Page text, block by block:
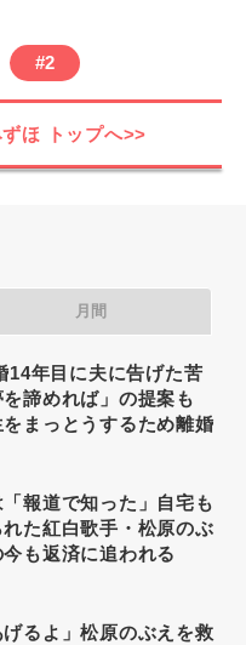
#2
ほ トップへ>>
月間
14年目に夫に告げた苦
諦めれば」の提案も
をまっとうするため離婚
報道で知った」自宅も
た紅白歌手・松原のぶ
も返済に追われる
げるよ」松原のぶえを救